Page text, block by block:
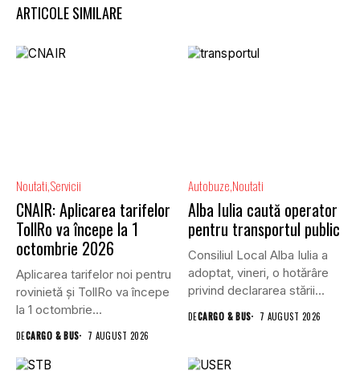
ARTICOLE SIMILARE
Noutati Servicii
CNAIR: Aplicarea tarifelor
TollRo va începe la 1
octombrie 2026
Aplicarea tarifelor noi pentru
rovinietă și TollRo va începe
la 1 octombrie...
DECARGO & BUS 7 AUGUST 2026
Autobuze Noutati
Alba Iulia caută operator
pentru transportul public
Consiliul Local Alba Iulia a
adoptat, vineri, o hotărâre
privind declararea stării...
DECARGO & BUS 7 AUGUST 2026